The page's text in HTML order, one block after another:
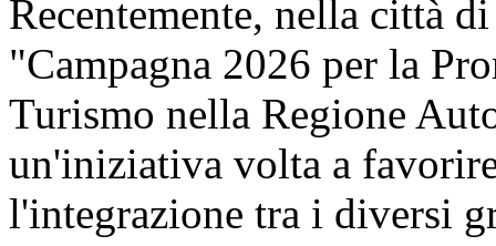
Recentemente, nella città
"Campagna 2026 per la
Turismo nella Regione
un'iniziativa volta a
l'integrazione tra i diversi